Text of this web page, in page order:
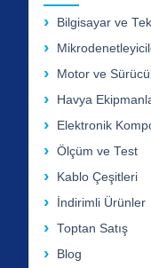
Bilgisayar ve
Motor ve
Havya
Elektronik
Ölçüm ve Test
Kablo Çeşitleri
İndirimli Ürünler
Toptan Satış
Blog